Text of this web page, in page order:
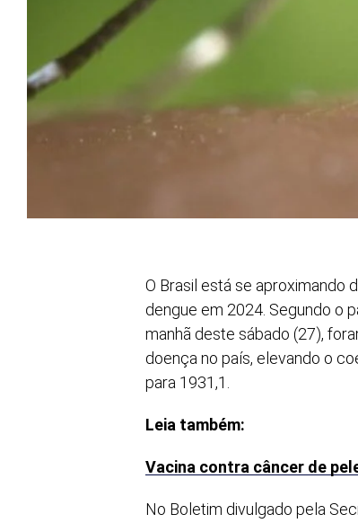
O Brasil está se aproximando
dengue em 2024. Segundo o
manhã deste sábado (27),
doença no país, elevando o
para 1931,1.
Leia também:
Vacina contra câncer de
No Boletim divulgado pela